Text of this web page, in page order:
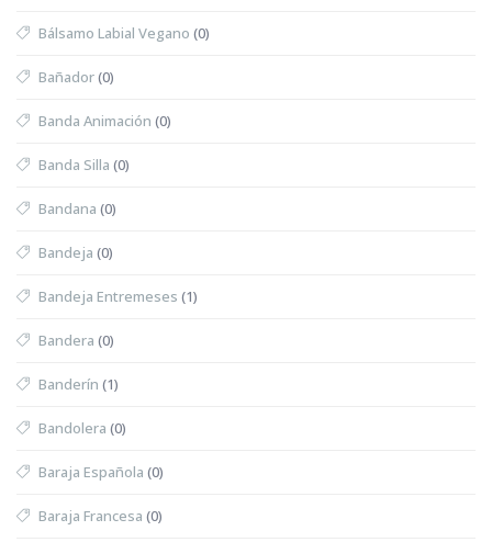
Bálsamo Labial Vegano (0)
Bañador(0)
Banda Animación (0)
Banda Silla (0)
Bandana (0)
Bandeja (0)
Bandeja Entremeses (1)
Bandera (0)
Banderín (1)
Bandolera (0)
Baraja Española (0)
Baraja Francesa (0)